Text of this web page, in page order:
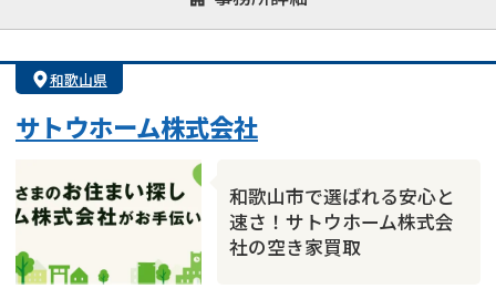
和歌山県
サトウホーム株式会社
和歌山市で選ばれる安心と
速さ！サトウホーム株式会
社の空き家買取
営業時間外（メール問合せなら24時間受付）
0120-543-191